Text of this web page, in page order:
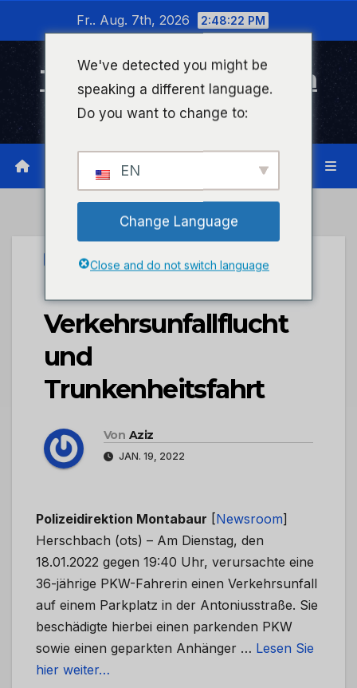
wechseln
Fr.. Aug. 7th, 2026 2:48:23 PM
Timeline Bad Kreuznach
Infonetzwerk für Bad Kreuznach
UNCATEGORIZED
POL-PDMT:
Verkehrsunfallflucht
und
Trunkenheitsfahrt
Von Aziz
JAN. 19, 2022
Polizeidirektion Montabaur [Newsroom]
Herschbach (ots) – Am Dienstag, den
18.01.2022 gegen 19:40 Uhr, verursachte eine
36-jährige PKW-Fahrerin einen Verkehrsunfall
auf einem Parkplatz in der Antoniusstraße. Sie
beschädigte hierbei einen parkenden PKW
sowie einen geparkten Anhänger … Lesen Sie
hier weiter…
We've detected you might be
speaking a different language.
Do you want to change to:
EN
Change Language
Close and do not switch language